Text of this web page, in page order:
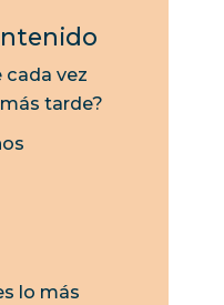
cada vez
tarde?
lo más